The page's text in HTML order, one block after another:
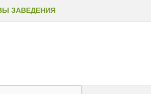
ЗАВЕДЕНИЯ